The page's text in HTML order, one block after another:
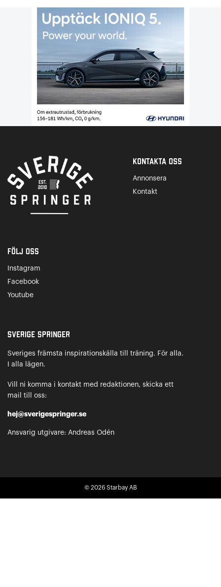
Kontakta Oss
Annonsera
Kontakt
Följ oss
Instagram
Facebook
Youtube
Sverige Springer
Sveriges främsta inspirationskälla till träning. För alla.
I alla lägen.
Vill ni komma i kontakt med redaktionen, skicka ett
mail till oss:
hej@sverigespringer.se
Ansvarig utgivare: Andreas Odén
© 2026 Starbay AB